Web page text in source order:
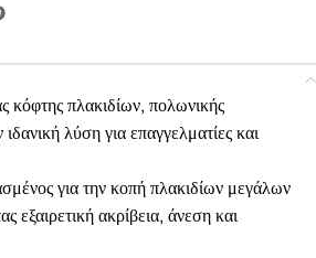
κόφτης πλακιδίων, πολωνικής
λύση για επαγγελματίες και
για την κοπή πλακιδίων μεγάλων
εξαιρετική ακρίβεια, άνεση και